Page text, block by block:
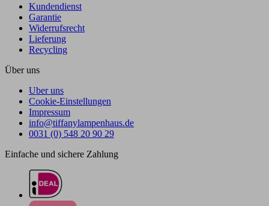
Kundendienst
Garantie
Widerrufsrecht
Lieferung
Recycling
Über uns
Uber uns
Cookie-Einstellungen
Impressum
info@tiffanylampenhaus.de
0031 (0) 548 20 90 29
Einfache und sichere Zahlung